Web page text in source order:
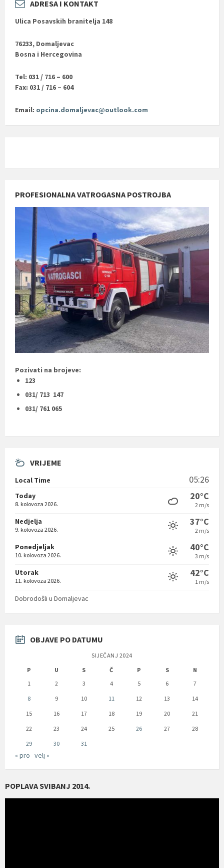
ADRESA I KONTAKT
Ulica Posavskih branitelja 148
76233, Domaljevac
Bosna i Hercegovina
Tel: 031 / 716 – 600
Fax: 031 / 716 – 604
Email: opcina.domaljevac@outlook.com
PROFESIONALNA VATROGASNA POSTROJBA
Pozivati na brojeve:
123
031/ 713 147
031/ 761 065
VRIJEME
Local Time 05:26
Today
8. kolovoza 2026.
20°C
2 m/s
Nedjelja
9. kolovoza 2026.
37°C
2 m/s
Ponedjeljak
10. kolovoza 2026.
40°C
3 m/s
Utorak
11. kolovoza 2026.
42°C
1 m/s
Dobrodošli u Domaljevac
OBJAVE PO DATUMU
SIJEČANJ 2024
P
U S Č P S
N
1
2 3 4 5 6
7
8
9 10 11 12 13
14
15
16 17 18 19 20
21
22
23 24 25 26 27
28
29
30 31
« pro velj »
POPLAVA SVIBANJ 2014.